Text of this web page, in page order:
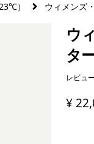
） ウィメンズ
ウ
タ
レビュ
¥